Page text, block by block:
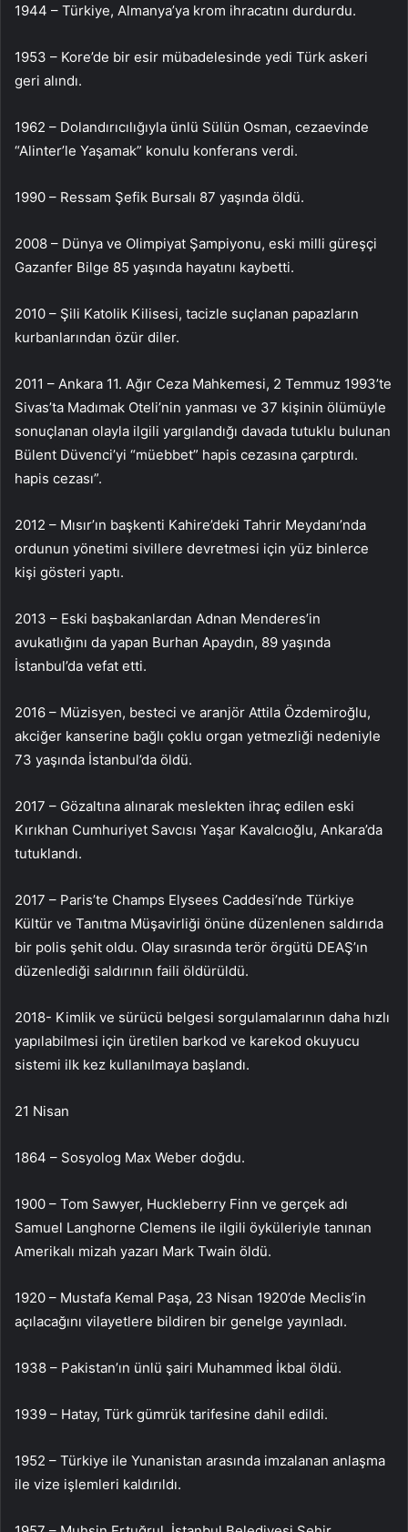
1944 – Türkiye, Almanya’ya krom ihracatını durdurdu.
1953 – Kore’de bir esir mübadelesinde yedi Türk askeri
geri alındı.
1962 – Dolandırıcılığıyla ünlü Sülün Osman, cezaevinde
“Alinter’le Yaşamak” konulu konferans verdi.
1990 – Ressam Şefik Bursalı 87 yaşında öldü.
2008 – Dünya ve Olimpiyat Şampiyonu, eski milli güreşçi
Gazanfer Bilge 85 yaşında hayatını kaybetti.
2010 – Şili Katolik Kilisesi, tacizle suçlanan papazların
kurbanlarından özür diler.
2011 – Ankara 11. Ağır Ceza Mahkemesi, 2 Temmuz 1993’te
Sivas’ta Madımak Oteli’nin yanması ve 37 kişinin ölümüyle
sonuçlanan olayla ilgili yargılandığı davada tutuklu bulunan
Bülent Düvenci’yi “müebbet” hapis cezasına çarptırdı.
hapis cezası”.
2012 – Mısır’ın başkenti Kahire’deki Tahrir Meydanı’nda
ordunun yönetimi sivillere devretmesi için yüz binlerce
kişi gösteri yaptı.
2013 – Eski başbakanlardan Adnan Menderes’in
avukatlığını da yapan Burhan Apaydın, 89 yaşında
İstanbul’da vefat etti.
2016 – Müzisyen, besteci ve aranjör Attila Özdemiroğlu,
akciğer kanserine bağlı çoklu organ yetmezliği nedeniyle
73 yaşında İstanbul’da öldü.
2017 – Gözaltına alınarak meslekten ihraç edilen eski
Kırıkhan Cumhuriyet Savcısı Yaşar Kavalcıoğlu, Ankara’da
tutuklandı.
2017 – Paris’te Champs Elysees Caddesi’nde Türkiye
Kültür ve Tanıtma Müşavirliği önüne düzenlenen saldırıda
bir polis şehit oldu. Olay sırasında terör örgütü DEAŞ’ın
düzenlediği saldırının faili öldürüldü.
2018- Kimlik ve sürücü belgesi sorgulamalarının daha hızlı
yapılabilmesi için üretilen barkod ve karekod okuyucu
sistemi ilk kez kullanılmaya başlandı.
21 Nisan
1864 – Sosyolog Max Weber doğdu.
1900 – Tom Sawyer, Huckleberry Finn ve gerçek adı
Samuel Langhorne Clemens ile ilgili öyküleriyle tanınan
Amerikalı mizah yazarı Mark Twain öldü.
1920 – Mustafa Kemal Paşa, 23 Nisan 1920’de Meclis’in
açılacağını vilayetlere bildiren bir genelge yayınladı.
1938 – Pakistan’ın ünlü şairi Muhammed İkbal öldü.
1939 – Hatay, Türk gümrük tarifesine dahil edildi.
1952 – Türkiye ile Yunanistan arasında imzalanan anlaşma
ile vize işlemleri kaldırıldı.